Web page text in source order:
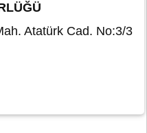
Atatürk Cad. No:3/3